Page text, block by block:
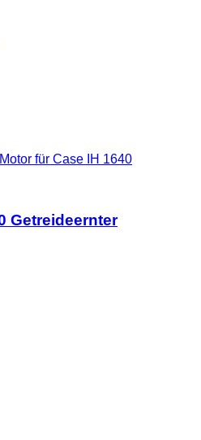
Motor für Case IH 1640
Getreideernter